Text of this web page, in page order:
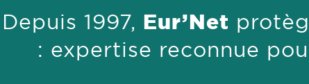
Depuis 1997, Eur’Net
: expertise reconnue